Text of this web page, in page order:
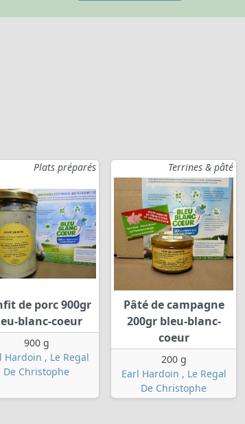
Plats préparés
de porc 900gr
blanc-coeur
900 g
Hardoin , Le Regal
De Christophe
Terrines & pâté
Pâté de campagne
200gr bleu-blanc-
coeur
200 g
Earl Hardoin , Le Regal
De Christophe